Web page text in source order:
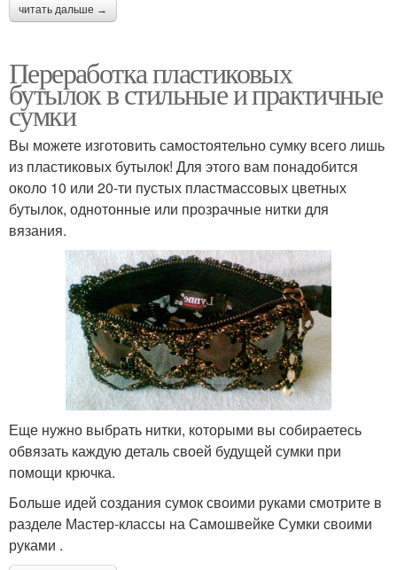
читать дальше →
Переработка пластиковых
бутылок в стильные и практичные
сумки
Вы можете изготовить самостоятельно сумку всего лишь
из пластиковых бутылок! Для этого вам понадобится
около 10 или 20-ти пустых пластмассовых цветных
бутылок, однотонные или прозрачные нитки для
вязания.
Еще нужно выбрать нитки, которыми вы собираетесь
обвязать каждую деталь своей будущей сумки при
помощи крючка.
Больше идей создания сумок своими руками смотрите в
разделе Мастер-классы на Самошвейке Сумки своими
руками .